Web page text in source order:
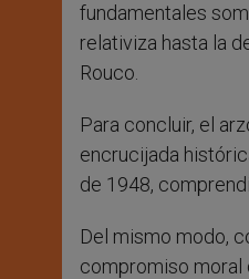
fundamentales
relativiza hasta la
Rouco.
Para concluir, el
encrucijada
de 1948,
Del mismo modo,
compromiso moral